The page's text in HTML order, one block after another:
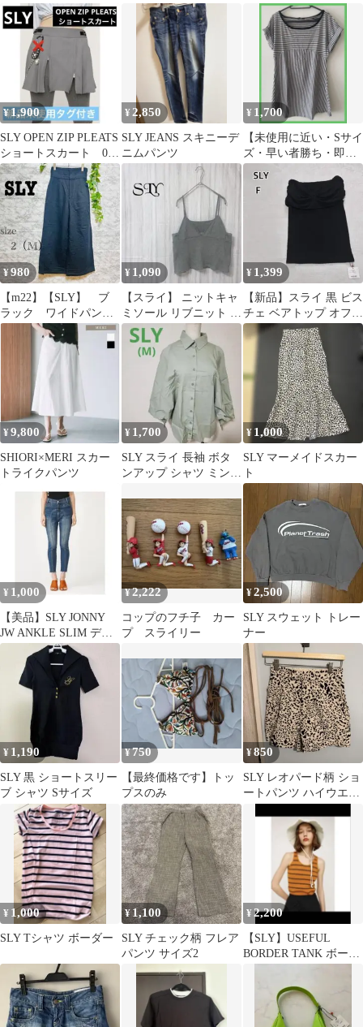
シャツ 袖フレアデザ
イン
ドなし きれいめ ブ
ラック ジャケット
トップス F ブラウン 配
¥1,900
SLY OPEN ZIP PLEATS
ショートスカート 0サ
イズ
¥ 2,850
SLY JEANS スキニーデ
ニムパンツ
¥ 1,700
【未使用に近い・Sサイ
ズ・早い者勝ち・即購
入OK・匿名配送】SLY
Tシャツ
¥980
【m22】【SLY】 ブ
ラック ワイドパンツ
【2（M）】 良品 ゆ
¥ 1,090
【スライ】 ニットキャ
ミソール リブニット ビ
スチェ 重ね着 コットン
100%
¥ 1,399
【新品】スライ 黒 ビス
チェ ベアトップ オフシ
ョル 夏トップス i6496
¥9,800
SHIORI×MERI スカー
トライクパンツ
¥ 1,700
SLY スライ 長袖 ボタ
ンアップ シャツ ミント
春夏
¥ 1,000
SLY マーメイドスカー
ト
¥ 1,000
【美品】SLY JONNY
JW ANKLE SLIM デニ
ム［26インチ］
¥2,222
コップのフチ子 カー
プ スライリー
¥2,500
SLY スウェット トレー
ナー
¥ 1,190
SLY 黒 ショートスリー
ブ シャツ Sサイズ
¥750
【最終価格です】トッ
プスのみ
¥850
SLY レオパード柄 ショ
ートパンツ ハイウエス
¥ 1,000
SLY Tシャツ ボーダー
¥ 1,100
SLY チェック柄 フレア
パンツ サイズ2
¥ 2,200
【SLY】USEFUL
BORDER TANK ボーダ